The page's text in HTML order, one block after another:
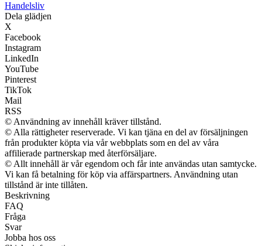
Handelsliv
Dela glädjen
X
Facebook
Instagram
LinkedIn
YouTube
Pinterest
TikTok
Mail
RSS
© Användning av innehåll kräver tillstånd.
© Alla rättigheter reserverade. Vi kan tjäna en del av försäljningen
från produkter köpta via vår webbplats som en del av våra
affilierade partnerskap med återförsäljare.
© Allt innehåll är vår egendom och får inte användas utan samtycke.
Vi kan få betalning för köp via affärspartners. Användning utan
tillstånd är inte tillåten.
Beskrivning
FAQ
Fråga
Svar
Jobba hos oss